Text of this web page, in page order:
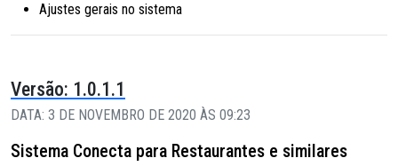
Ajustes gerais no sistema
Versão: 1.0.1.1
DATA: 3 DE NOVEMBRO DE 2020 ÀS 09:23
Sistema Conecta para Restaurantes e similares